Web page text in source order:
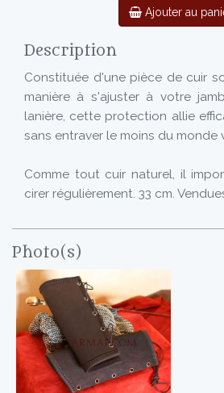
Ajouter au
Description
Constituée d'une pièce de cuir
manière à s'ajuster à votre
lanière, cette protection allie
sans entraver le moins du monde
Comme tout cuir naturel, il
cirer régulièrement. 33 cm.
Photo(s)